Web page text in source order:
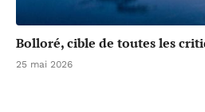
Bolloré, cible de toutes les
25 mai 2026